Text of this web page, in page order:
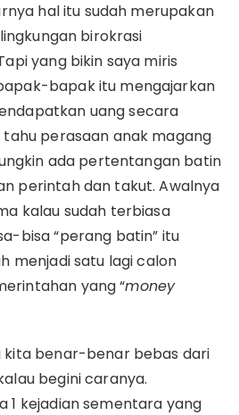
hal itu sudah merupakan
birokrasi
yang bikin saya miris
bapak itu mengajarkan
uang secara
tahu perasaan anak magang
ada pertentangan batin
perintah dan takut. Awalnya
kalau sudah terbiasa
bisa “perang batin” itu
menjadi satu lagi calon
yang “money
kita benar-benar bebas dari
begini caranya.
1 kejadian sementara yang